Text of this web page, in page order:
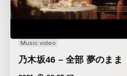
Music video
乃木坂46 – 全部 夢のまま